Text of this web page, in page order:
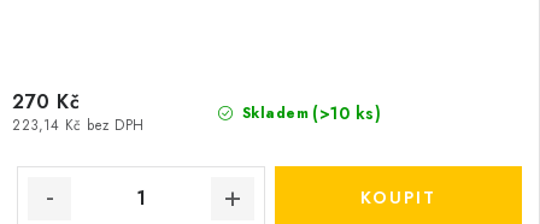
Skladem (>10 ks)
223,14 Kč bez DPH
270 Kč